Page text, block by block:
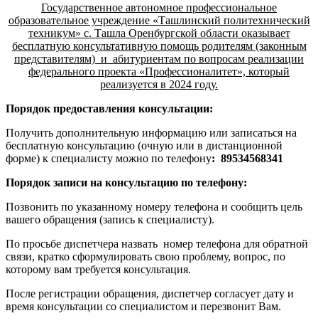
Государственное автономное профессиональное
образовательное учреждение «Ташлинский политехнический
техникум» с. Ташла Оренбургской области оказывает
бесплатную консультативную помощь родителям (законным
представителям) и абитуриентам по вопросам реализации
федерального проекта «Профессионалитет», который
реализуется в 2024 году.
Порядок предоставления консультации:
Получить дополнительную информацию или записаться на
бесплатную консультацию (очную или в дистанционной
форме) к специалисту можно по телефону: 89534568341
Порядок записи на консультацию по телефону:
Позвонить по указанному номеру телефона и сообщить цель
вашего обращения (запись к специалисту).
По просьбе диспетчера назвать номер телефона для обратной
связи, кратко сформулировать свою проблему, вопрос, по
которому вам требуется консультация.
После регистрации обращения, диспетчер согласует дату и
время консультации со специалистом и перезвонит Вам.